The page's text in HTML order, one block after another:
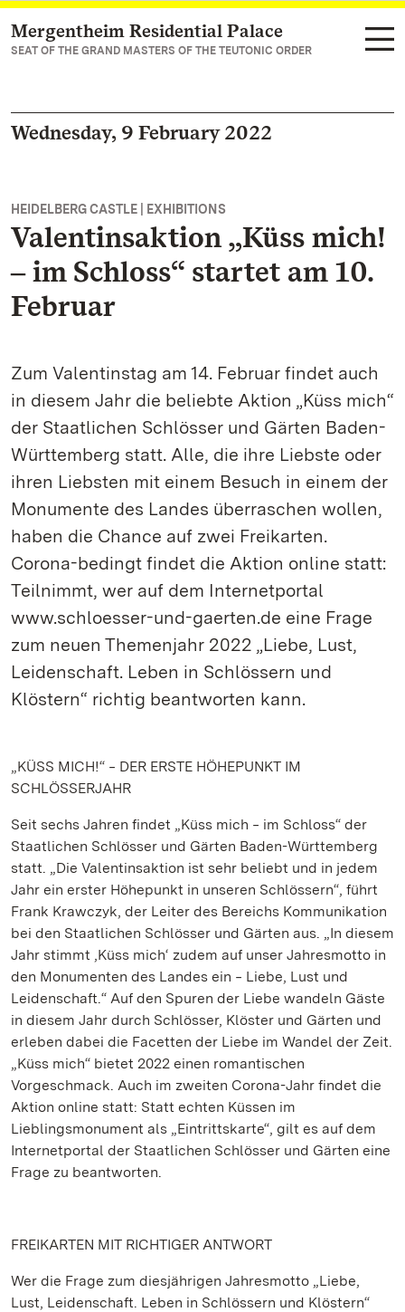
Navigate to main page
Mergentheim Residential Palace
SEAT OF THE GRAND MASTERS OF THE TEUTONIC ORDER
Wednesday, 9 February 2022
HEIDELBERG CASTLE | EXHIBITIONS
Valentinsaktion „Küss mich!
‒ im Schloss“ startet am 10.
Februar
Zum Valentinstag am 14. Februar findet auch
in diesem Jahr die beliebte Aktion „Küss mich“
der Staatlichen Schlösser und Gärten Baden-
Württemberg statt. Alle, die ihre Liebste oder
ihren Liebsten mit einem Besuch in einem der
Monumente des Landes überraschen wollen,
haben die Chance auf zwei Freikarten.
Corona-bedingt findet die Aktion online statt:
Teilnimmt, wer auf dem Internetportal
www.schloesser-und-gaerten.de eine Frage
zum neuen Themenjahr 2022 „Liebe, Lust,
Leidenschaft. Leben in Schlössern und
Klöstern“ richtig beantworten kann.
„KÜSS MICH!“ ‒ DER ERSTE HÖHEPUNKT IM
SCHLÖSSERJAHR
Seit sechs Jahren findet „Küss mich ‒ im Schloss“ der
Staatlichen Schlösser und Gärten Baden-Württemberg
statt. „Die Valentinsaktion ist sehr beliebt und in jedem
Jahr ein erster Höhepunkt in unseren Schlössern“, führt
Frank Krawczyk, der Leiter des Bereichs Kommunikation
bei den Staatlichen Schlösser und Gärten aus. „In diesem
Jahr stimmt ‚Küss mich‘ zudem auf unser Jahresmotto in
den Monumenten des Landes ein ‒ Liebe, Lust und
Leidenschaft.“ Auf den Spuren der Liebe wandeln Gäste
in diesem Jahr durch Schlösser, Klöster und Gärten und
erleben dabei die Facetten der Liebe im Wandel der Zeit.
„Küss mich“ bietet 2022 einen romantischen
Vorgeschmack. Auch im zweiten Corona-Jahr findet die
Aktion online statt: Statt echten Küssen im
Lieblingsmonument als „Eintrittskarte“, gilt es auf dem
Internetportal der Staatlichen Schlösser und Gärten eine
Frage zu beantworten.
FREIKARTEN MIT RICHTIGER ANTWORT
Wer die Frage zum diesjährigen Jahresmotto „Liebe,
Lust, Leidenschaft. Leben in Schlössern und Klöstern“